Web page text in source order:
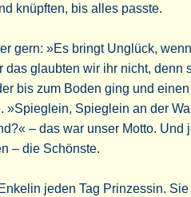
knüpften, bis alles passte.
gern: »Es bringt Unglück,
das glaubten wir ihr nicht, denn
bis zum Boden ging und
»Spieglein, Spieglein an der
– das war unser Motto. Und
– die Schönste.
jeden Tag Prinzessin.